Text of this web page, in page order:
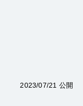
2023/07/21 公開